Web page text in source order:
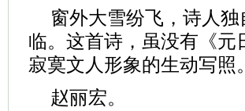
窗外大雪纷飞，诗人
临。这首诗，虽没有《
寂寞文人形象的生动写照。
赵丽宏。